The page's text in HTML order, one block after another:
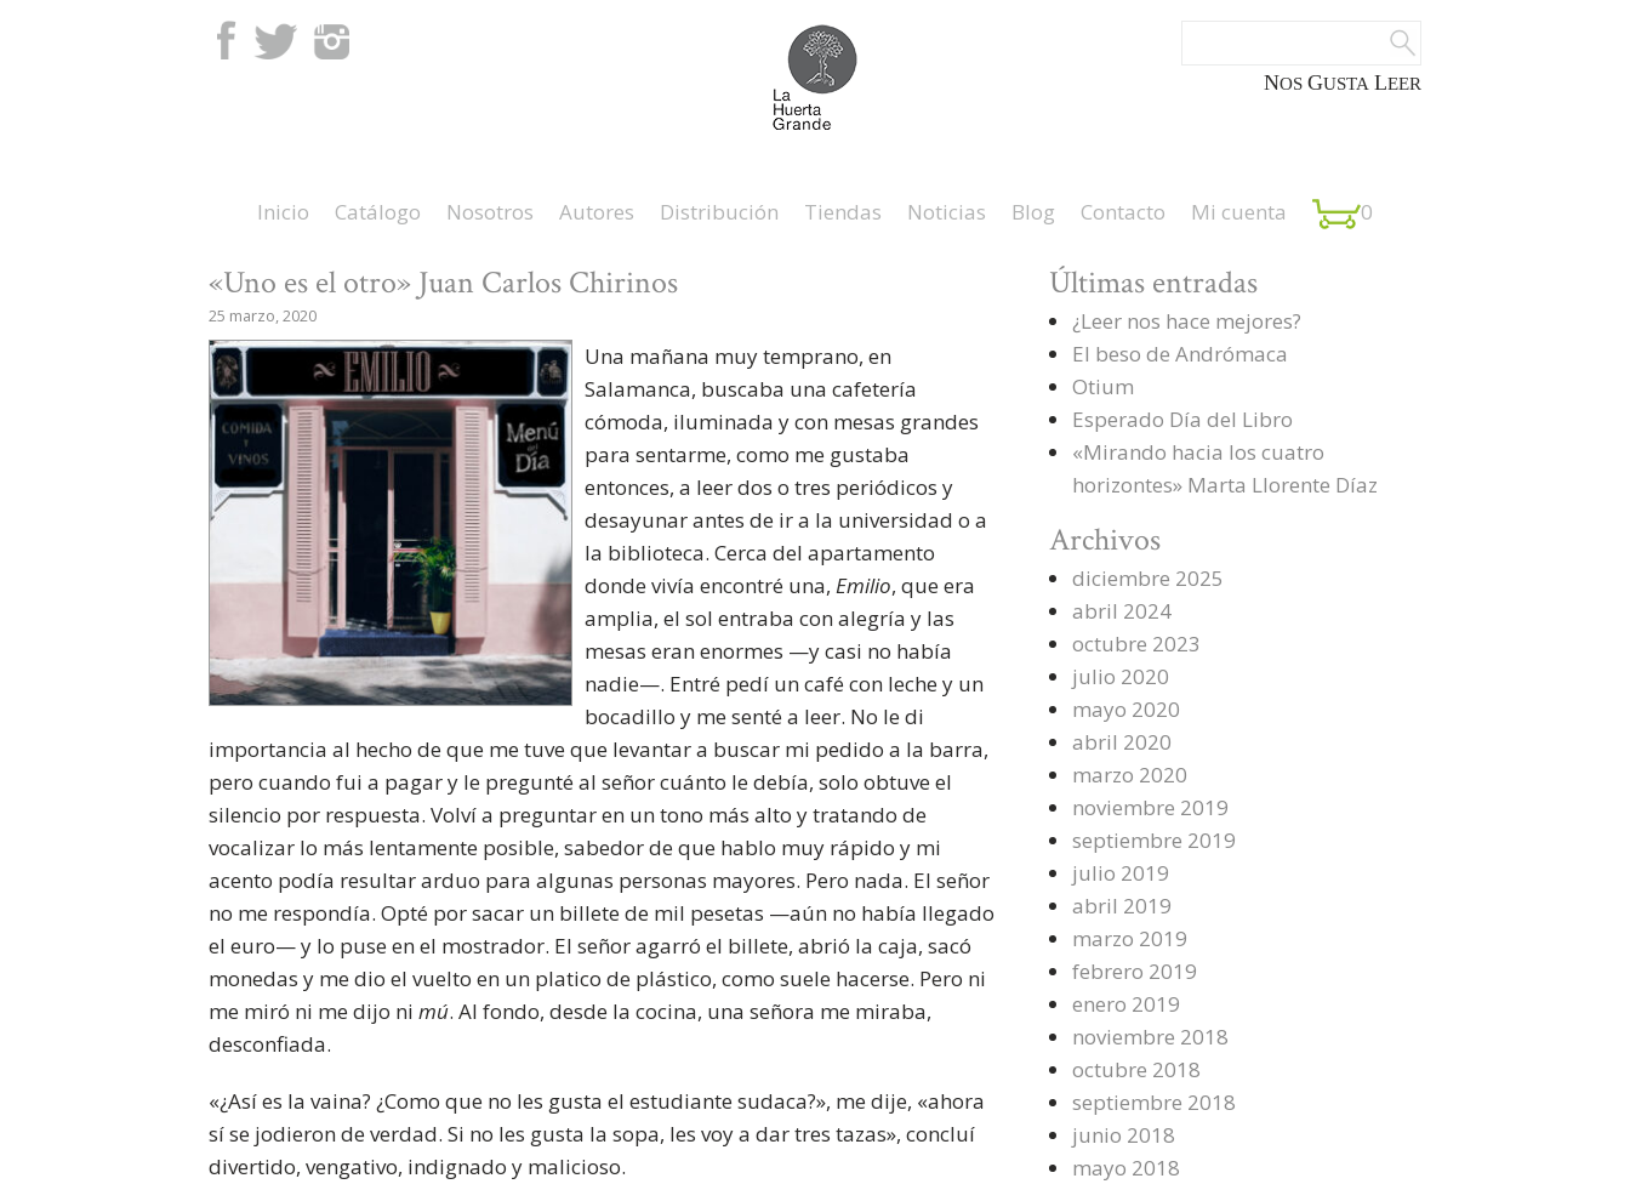
Facebook TwitterInstagram
NOS GUSTA LEER
Inicio Catálogo Nosotros Autores Distribución Tiendas Noticias Blog Contacto Mi cuenta 0
«Uno es el otro» Juan Carlos Chirinos
25 marzo, 2020
Una mañana muy temprano, en
Salamanca, buscaba una cafetería
cómoda, iluminada y con mesas grandes
para sentarme, como me gustaba
entonces, a leer dos o tres periódicos y
desayunar antes de ir a la universidad o a
la biblioteca. Cerca del apartamento
donde vivía encontré una, Emilio, que era
amplia, el sol entraba con alegría y las
mesas eran enormes —y casi no había
nadie—. Entré pedí un café con leche y un
bocadillo y me senté a leer. No le di
importancia al hecho de que me tuve que levantar a buscar mi pedido a la barra,
pero cuando fui a pagar y le pregunté al señor cuánto le debía, solo obtuve el
silencio por respuesta. Volví a preguntar en un tono más alto y tratando de
vocalizar lo más lentamente posible, sabedor de que hablo muy rápido y mi
acento podía resultar arduo para algunas personas mayores. Pero nada. El señor
no me respondía. Opté por sacar un billete de mil pesetas —aún no había llegado
el euro— y lo puse en el mostrador. El señor agarró el billete, abrió la caja, sacó
monedas y me dio el vuelto en un platico de plástico, como suele hacerse. Pero ni
me miró ni me dijo ni mú. Al fondo, desde la cocina, una señora me miraba,
desconfiada.
«¿Así es la vaina? ¿Como que no les gusta el estudiante sudaca?», me dije, «ahora
sí se jodieron de verdad. Si no les gusta la sopa, les voy a dar tres tazas», concluí
divertido, vengativo, indignado y malicioso.
Últimas entradas
¿Leer nos hace mejores?
El beso de Andrómaca
Otium
Esperado Día del Libro
«Mirando hacia los cuatro
horizontes» Marta Llorente Díaz
Archivos
diciembre 2025
abril 2024
octubre 2023
julio 2020
mayo 2020
abril 2020
marzo 2020
noviembre 2019
septiembre 2019
julio 2019
abril 2019
marzo 2019
febrero 2019
enero 2019
noviembre 2018
octubre 2018
septiembre 2018
junio 2018
mayo 2018